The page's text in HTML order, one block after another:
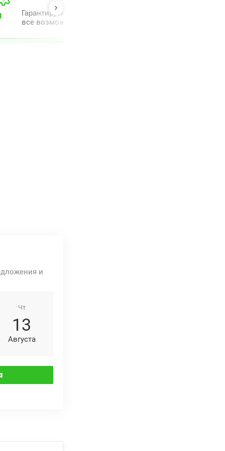
Гарантируем полный комлпекс сопровождения и
все возможное для облегчения процесса.
и
Чт
13
Августа